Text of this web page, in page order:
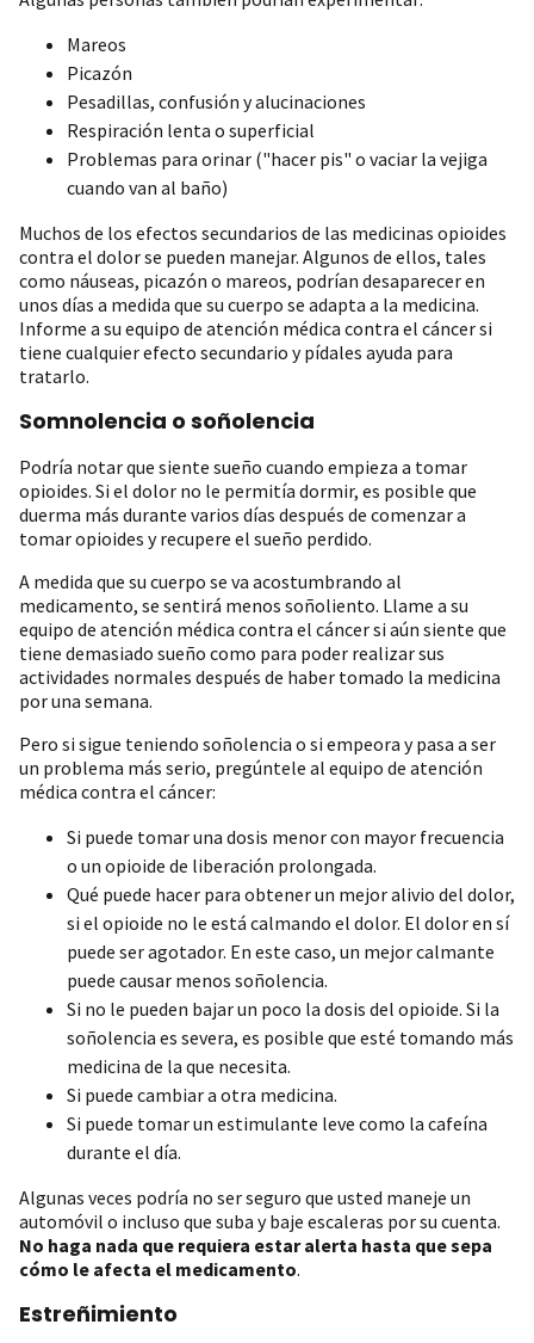
Mareos
Picazón
Pesadillas, confusión y alucinaciones
Respiración lenta o superficial
Problemas para orinar ("hacer pis" o vaciar la vejiga
cuando van al baño)
Muchos de los efectos secundarios de las medicinas opioides
contra el dolor se pueden manejar. Algunos de ellos, tales
como náuseas, picazón o mareos, podrían desaparecer en
unos días a medida que su cuerpo se adapta a la medicina.
Informe a su equipo de atención médica contra el cáncer si
tiene cualquier efecto secundario y pídales ayuda para
tratarlo.
Somnolencia o soñolencia
Podría notar que siente sueño cuando empieza a tomar
opioides. Si el dolor no le permitía dormir, es posible que
duerma más durante varios días después de comenzar a
tomar opioides y recupere el sueño perdido.
A medida que su cuerpo se va acostumbrando al
medicamento, se sentirá menos soñoliento. Llame a su
equipo de atención médica contra el cáncer si aún siente que
tiene demasiado sueño como para poder realizar sus
actividades normales después de haber tomado la medicina
por una semana.
Pero si sigue teniendo soñolencia o si empeora y pasa a ser
un problema más serio, pregúntele al equipo de atención
médica contra el cáncer:
Si puede tomar una dosis menor con mayor frecuencia
o un opioide de liberación prolongada.
Qué puede hacer para obtener un mejor alivio del dolor,
si el opioide no le está calmando el dolor. El dolor en sí
puede ser agotador. En este caso, un mejor calmante
puede causar menos soñolencia.
Si no le pueden bajar un poco la dosis del opioide. Si la
soñolencia es severa, es posible que esté tomando más
medicina de la que necesita.
Si puede cambiar a otra medicina.
Si puede tomar un estimulante leve como la cafeína
durante el día.
Algunas veces podría no ser seguro que usted maneje un
automóvil o incluso que suba y baje escaleras por su cuenta.
No haga nada que requiera estar alerta hasta que sepa
cómo le afecta el medicamento.
Estreñimiento